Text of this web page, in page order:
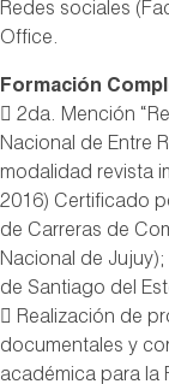
Redes sociales
Office.
Formación
 2da. Mención
Nacional de Entre
modalidad revista
2016) Certificado
de Carreras de
Nacional de
de Santiago del
 Realización de
documentales y
académica para la